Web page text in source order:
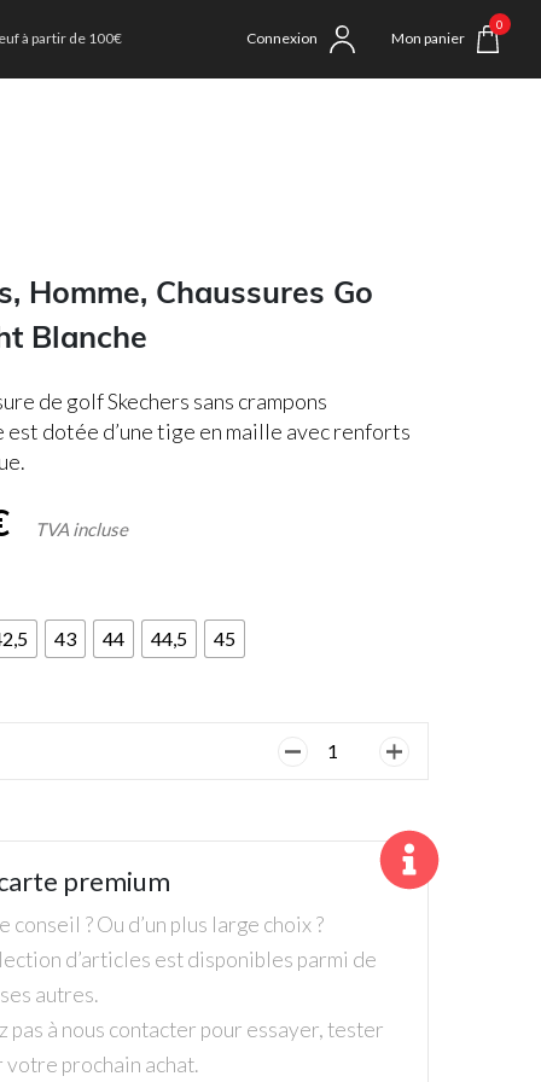
à partir de 100€ Connexion Mon panier
0
Homme, Chaussures Go
Blanche
de golf Skechers sans crampons
est dotée d’une tige en maille avec renforts
TVA incluse
43 44 44,5 45
quantité
Homme,
Chaussures
golf
flight
premium
conseil ? Ou d’un plus large choix ?
d’articles est disponibles parmi de
autres.
pas à nous contacter pour essayer, tester
prochain achat.